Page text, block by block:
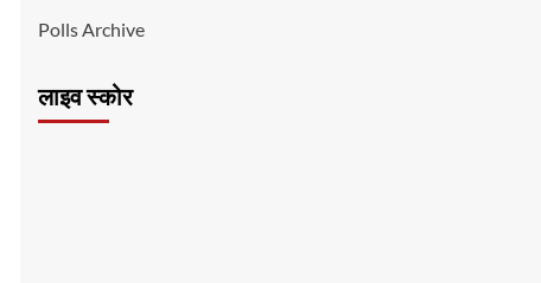
Polls Archive
लाइव स्कोर